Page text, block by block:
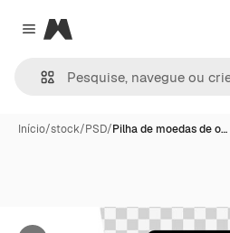
Close menu
Magnific
Início/stock/PSD/Pilha de moedas de o…